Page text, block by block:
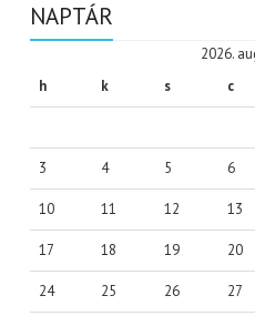
NAPTÁR
2026.
h
k s c
3 4 5 6
10 11 12 13
17 18 19 20
24 25 26 27